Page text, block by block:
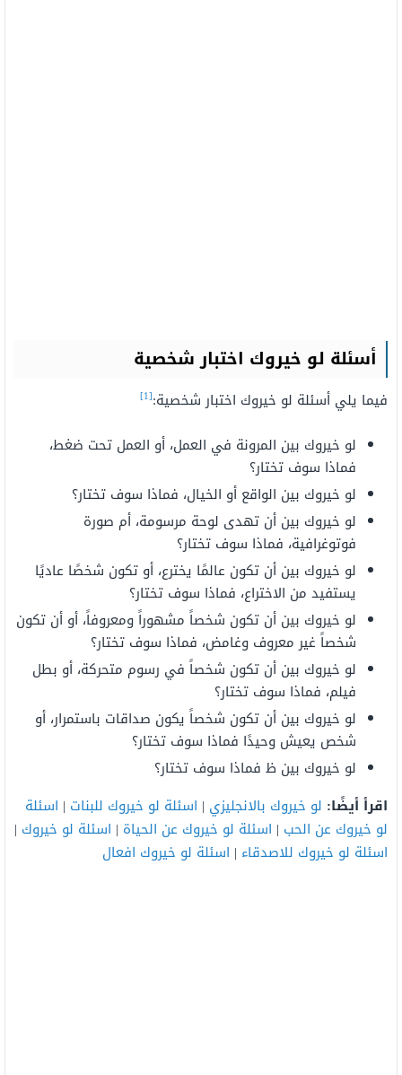
أسئلة لو خيروك اختبار شخصية
فيما يلي أسئلة لو خيروك اختبار شخصية:[1]
لو خيروك بين المرونة في العمل، أو العمل تحت ضغط،
فماذا سوف تختار؟
لو خيروك بين الواقع أو الخيال، فماذا سوف تختار؟
لو خيروك بين أن تهدى لوحة مرسومة، أم صورة
فوتوغرافية، فماذا سوف تختار؟
لو خيروك بين أن تكون عالمًا يخترع، أو تكون شخصًا عاديًا
يستفيد من الاختراع، فماذا سوف تختار؟
لو خيروك بين أن تكون شخصاً مشهوراً ومعروفاً، أو أن تكون
شخصاً غير معروف وغامض، فماذا سوف تختار؟
لو خيروك بين أن تكون شخصاً في رسوم متحركة، أو بطل
فيلم، فماذا سوف تختار؟
لو خيروك بين أن تكون شخصاً يكون صداقات باستمرار، أو
شخص يعيش وحيدًا فماذا سوف تختار؟
لو خيروك بين ظ فماذا سوف تختار؟
اقرأ أيضًا: لو خيروك بالانجليزي | اسئلة لو خيروك للبنات | اسئلة
لو خيروك عن الحب | اسئلة لو خيروك عن الحياة | اسئلة لو خيروك |
اسئلة لو خيروك للاصدقاء | اسئلة لو خيروك افعال